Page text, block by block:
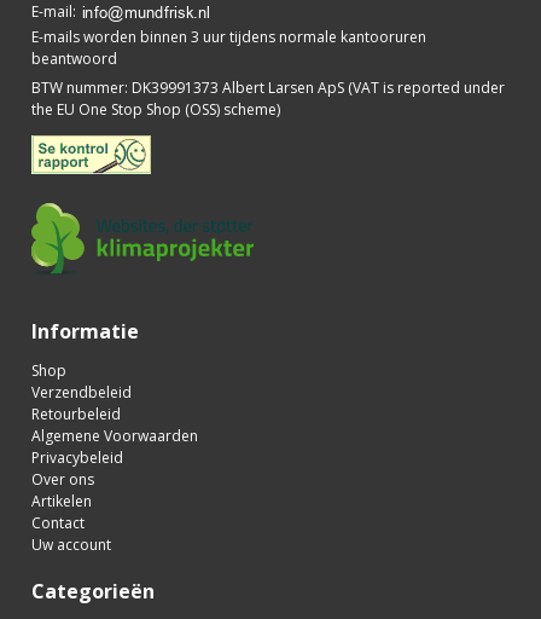
E-mail:
E-mails worden binnen 3 uur tijdens normale kantooruren
beantwoord
BTW nummer: DK39991373 Albert Larsen ApS (VAT is reported under
the EU One Stop Shop (OSS) scheme)
Informatie
Shop
Verzendbeleid
Retourbeleid
Algemene Voorwaarden
Privacybeleid
Over ons
Artikelen
Contact
Uw account
Categorieën